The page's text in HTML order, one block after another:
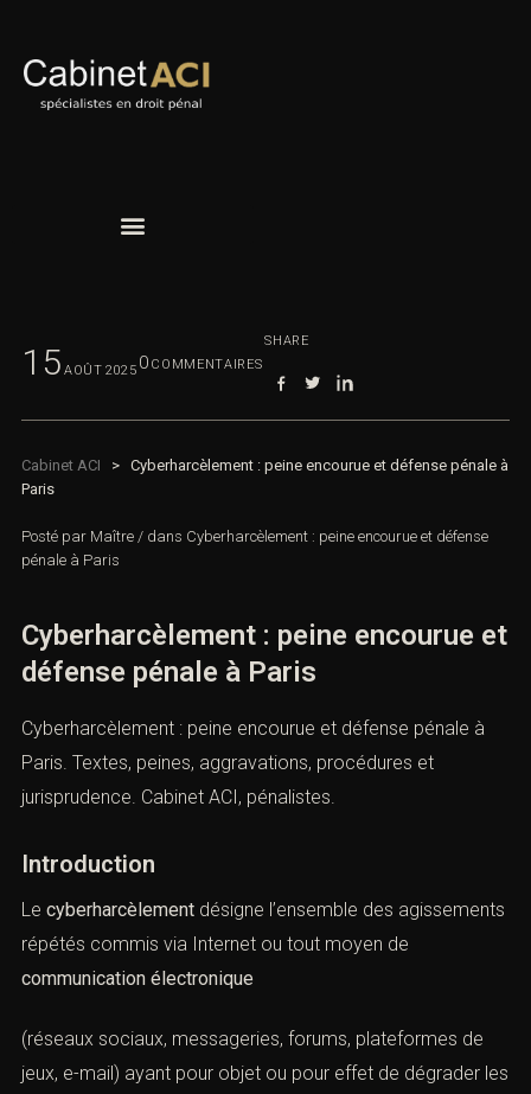
15 AOÛT 2025 0 COMMENTAIRES
SHARE
Cabinet ACI > Cyberharcèlement : peine encourue et défense pénale à
Paris
Posté par Maître / dans Cyberharcèlement : peine encourue et défense
pénale à Paris
Cyberharcèlement : peine encourue et
défense pénale à Paris
Cyberharcèlement : peine encourue et défense pénale à
Paris. Textes, peines, aggravations, procédures et
jurisprudence. Cabinet ACI, pénalistes.
Introduction
Le cyberharcèlement désigne l’ensemble des agissements
répétés commis via Internet ou tout moyen de
communication électronique
(réseaux sociaux, messageries, forums, plateformes de
jeux, e-mail) ayant pour objet ou pour effet de dégrader les